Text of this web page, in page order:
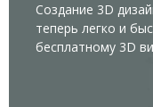
Создание 3D
теперь легко и
бесплатному 3D